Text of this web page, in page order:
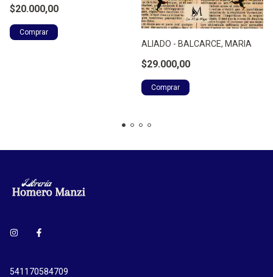
$20.000,00
ALIADO - BALCARCE, MARIA
$29.000,00
541170584709